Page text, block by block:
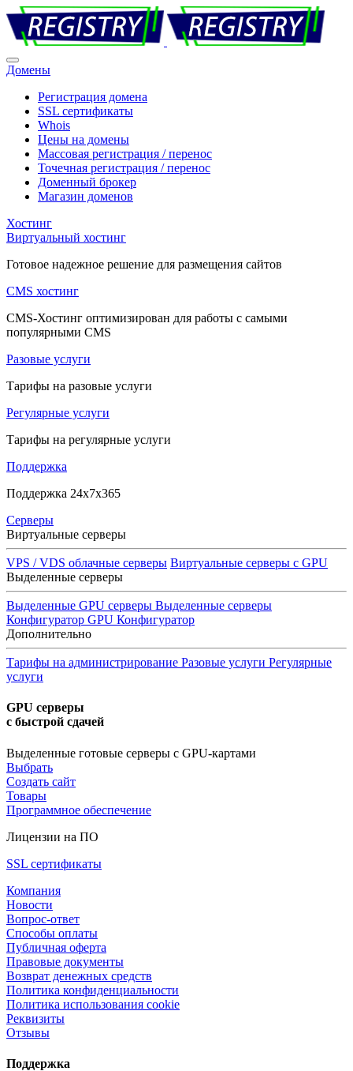
Домены
Регистрация домена
SSL сертификаты
Whois
Цены на домены
Массовая регистрация / перенос
Точечная регистрация / перенос
Доменный брокер
Магазин доменов
Хостинг
Виртуальный хостинг
Готовое надежное решение для размещения сайтов
CMS хостинг
CMS-Хостинг оптимизирован для работы с самыми
популярными CMS
Разовые услуги
Тарифы на разовые услуги
Регулярные услуги
Тарифы на регулярные услуги
Поддержка
Поддержка 24x7x365
Серверы
Виртуальные серверы
VPS / VDS облачные серверы Виртуальные серверы с GPU
Выделенные серверы
Выделенные GPU серверы Выделенные серверы
Конфигуратор GPU Конфигуратор
Дополнительно
Тарифы на администрирование Разовые услуги Регулярные
услуги
GPU серверы
с быстрой сдачей
Выделенные готовые серверы с GPU-картами
Выбрать
Создать сайт
Товары
Программное обеспечение
Лицензии на ПО
SSL сертификаты
Компания
Новости
Вопрос-ответ
Способы оплаты
Публичная оферта
Правовые документы
Возврат денежных средств
Политика конфиденциальности
Политика использования cookie
Реквизиты
Отзывы
Поддержка